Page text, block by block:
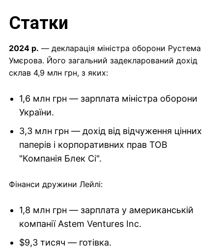
Статки
2024 р. — декларація міністра оборони Рустема
Умєрова. Його загальний задекларований дохід
склав 4,9 млн грн, з яких:
1,6 млн грн — зарплата міністра оборони
України.
3,3 млн грн — дохід від відчуження цінних
паперів і корпоративних прав ТОВ
"Компанія Блек Сі".
Фінанси дружини Лейлі:
1,8 млн грн — зарплата у американській
компанії Astem Ventures Inc.
$9,3 тисяч — готівка.